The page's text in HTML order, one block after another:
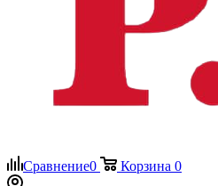
Сравнение0 Корзина 0